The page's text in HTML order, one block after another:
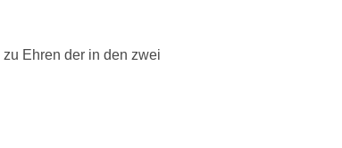
Ehren der in den zwei